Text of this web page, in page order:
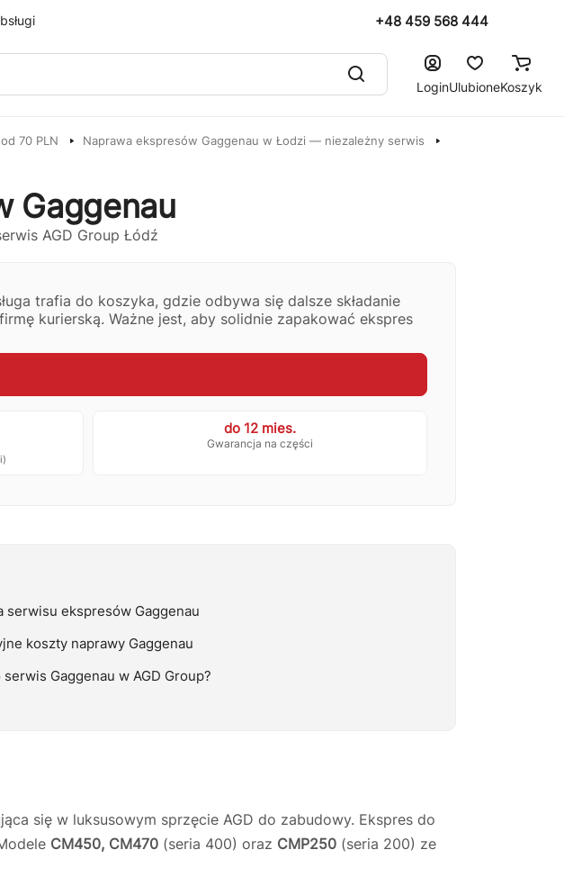
+48 459 568 444
LoginUlubioneKoszyk
70 PLN
Naprawa ekspresów Gaggenau w Łodzi — niezależny serwis
Gaggenau
trafia do koszyka, gdzie odbywa się dalsze składanie
kurierską. Ważne jest, aby solidnie zapakować ekspres
do 12 mies.
Gwarancja na części
serwisu ekspresów Gaggenau
koszty naprawy Gaggenau
serwis Gaggenau w AGD Group?
się w luksusowym sprzęcie AGD do zabudowy. Ekspres do
CM450, CM470 (seria 400) oraz CMP250 (seria 200) ze